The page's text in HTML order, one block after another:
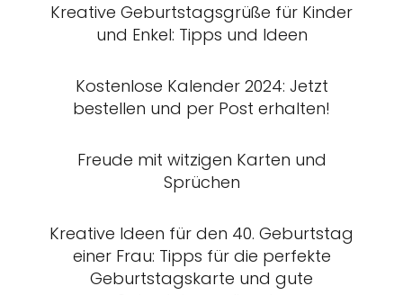
Kreative Geburtstagsgrüße für Kinder
und Enkel: Tipps und Ideen
Kostenlose Kalender 2024: Jetzt
bestellen und per Post erhalten!
Freude mit witzigen Karten und
Sprüchen
Kreative Ideen für den 40. Geburtstag
einer Frau: Tipps für die perfekte
Geburtstagskarte und gute